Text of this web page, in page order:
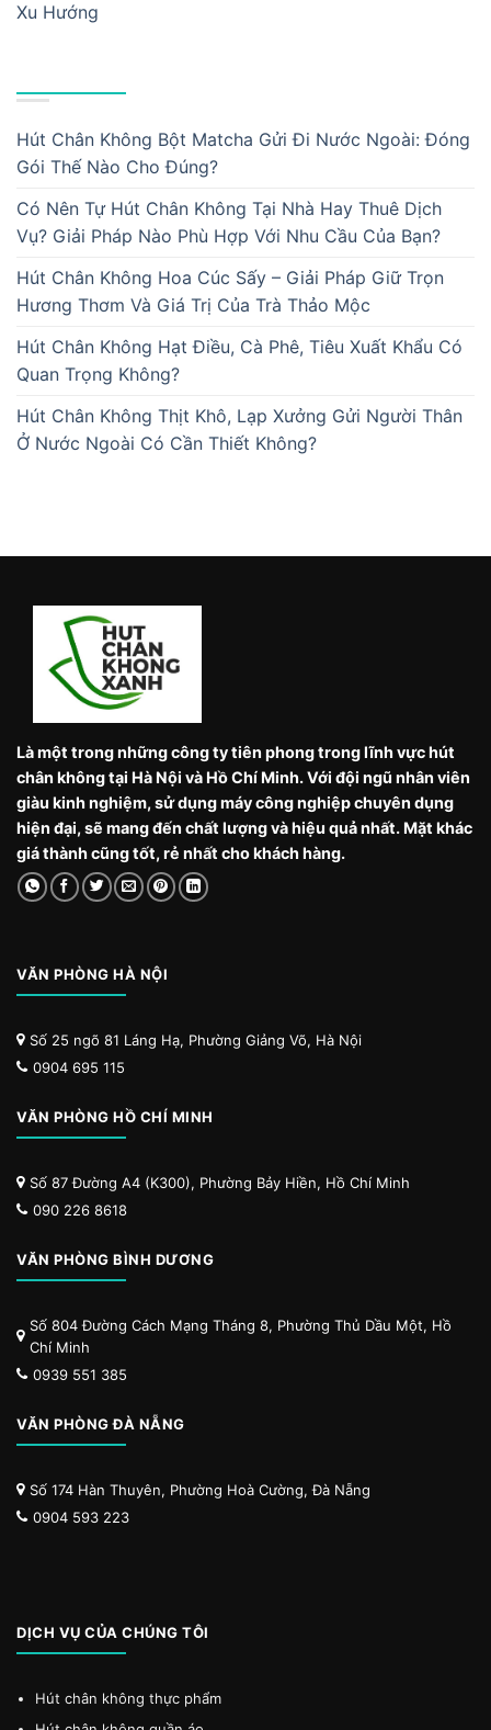
Xu Hướng
Hút Chân Không Bột Matcha Gửi Đi Nước Ngoài: Đóng
Gói Thế Nào Cho Đúng?
Có Nên Tự Hút Chân Không Tại Nhà Hay Thuê Dịch
Vụ? Giải Pháp Nào Phù Hợp Với Nhu Cầu Của Bạn?
Hút Chân Không Hoa Cúc Sấy – Giải Pháp Giữ Trọn
Hương Thơm Và Giá Trị Của Trà Thảo Mộc
Hút Chân Không Hạt Điều, Cà Phê, Tiêu Xuất Khẩu Có
Quan Trọng Không?
Hút Chân Không Thịt Khô, Lạp Xưởng Gửi Người Thân
Ở Nước Ngoài Có Cần Thiết Không?
Là một trong những công ty tiên phong trong lĩnh vực hút
chân không tại Hà Nội và Hồ Chí Minh. Với đội ngũ nhân viên
giàu kinh nghiệm, sử dụng máy công nghiệp chuyên dụng
hiện đại, sẽ mang đến chất lượng và hiệu quả nhất. Mặt khác
giá thành cũng tốt, rẻ nhất cho khách hàng.
VĂN PHÒNG HÀ NỘI
Số 25 ngõ 81 Láng Hạ, Phường Giảng Võ, Hà Nội
0904 695 115
VĂN PHÒNG HỒ CHÍ MINH
Số 87 Đường A4 (K300), Phường Bảy Hiền, Hồ Chí Minh
090 226 8618
VĂN PHÒNG BÌNH DƯƠNG
Số 804 Đường Cách Mạng Tháng 8, Phường Thủ Dầu Một, Hồ
Chí Minh
0939 551 385
VĂN PHÒNG ĐÀ NẴNG
Số 174 Hàn Thuyên, Phường Hoà Cường, Đà Nẵng
0904 593 223
DỊCH VỤ CỦA CHÚNG TÔI
Hút chân không thực phẩm